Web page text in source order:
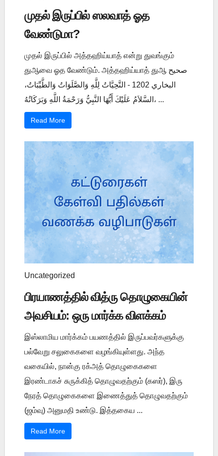
முதல் இருப்பில் ஸலவாத் ஓத
வேண்டுமா?
முதல் இருப்பில் அத்தஹிய்யாத் என்று துவங்கும்
துஆவை ஓத வேண்டும். அத்தஹிய்யாத் துஆ صحيح
البخاري 1202 - التَّحِيَّاتُ لِلَّهِ وَالصَّلَوَاتُ وَالطَّيِّبَاتُ،
السَّلاَمُ عَلَيْكَ أَيُّهَا النَّبِيُّ وَرَحْمَةُ اللَّهِ وَبَرَكَاتُهُ، ...
Read More
Uncategorized
பிரயாணத்தில் வித்ரு தொழுகையின்
அவசியம்: ஒரு மார்க்க விளக்கம்
இஸ்லாமிய மார்க்கம் பயணத்தில் இருப்பவர்களுக்கு
பல்வேறு சலுகைகளை வழங்கியுள்ளது. அந்த
வகையில், நான்கு ரக்அத் தொழுகைகளை
இரண்டாகச் சுருக்கித் தொழுவதற்கும் (கஸர்), இரு
நேரத் தொழுகைகளை இணைத்துத் தொழுவதற்கும்
(ஜம்வு) அனுமதி உண்டு. இத்தகைய ...
Read More